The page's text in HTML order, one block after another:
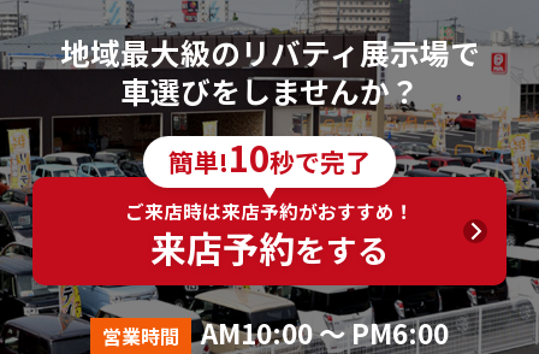
地域最大級のリバティ展示場で
車選びをしませんか？
簡単!10秒で完了
ご来店時は来店予約がおすすめ！
来店予約をする
営業時間 AM10:00 ～ PM6:00